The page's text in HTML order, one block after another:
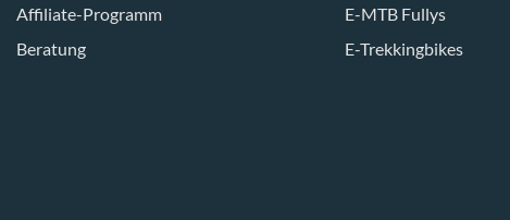
Affiliate-Programm
Beratung
E-MTB Fullys
E-Trekkingbikes